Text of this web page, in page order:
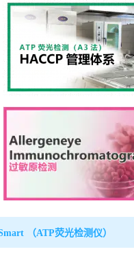
（ATP荧光检测仪）